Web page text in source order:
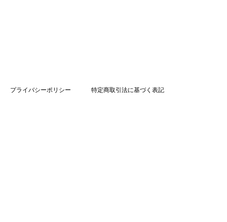
プライバシーポリシー 特定商取引法に基づく表記